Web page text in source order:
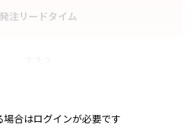
発注リードタイム
場合はログインが必要です